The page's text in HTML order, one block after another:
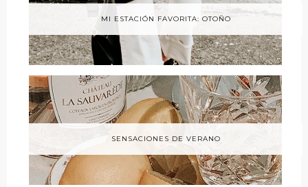
MI ESTACIÓN FAVORITA: OTOÑO
SENSACIONES DE VERANO